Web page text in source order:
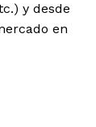
y desde
en